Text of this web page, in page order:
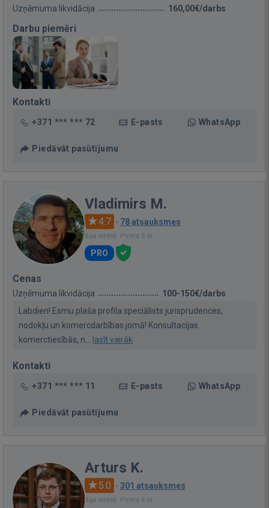
Uzņēmuma likvidācija 160,00€/darbs
Darbu piemēri
Kontakti
+371 *** *** 72 E-pasts WhatsApp
Piedāvāt pasūtījumu
Vladimirs M.
4.7 · 78 atsauksmes
Bija vietnē: Pirms 5 st.
PRO
Cenas
Uzņēmuma likvidācija
100-150€/darbs
Labdien! Esmu plaša profila speciālists jurisprudences,
nodokļu un komercdarbības jomā! Konsultacijas
komerctiesībās, n... lasīt vairāk
Kontakti
+371 *** *** 11 E-pasts WhatsApp
Piedāvāt pasūtījumu
Arturs K.
5.0 · 301 atsauksmes
Bija vietnē: Pirms 6 st.